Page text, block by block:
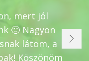
főleg azt